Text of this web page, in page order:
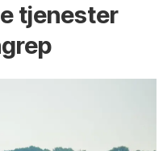
tjenester